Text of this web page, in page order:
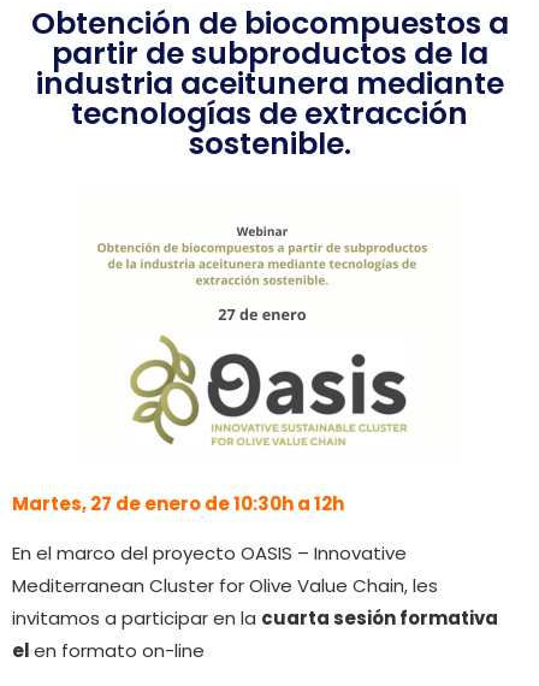
Obtención de biocompuestos a
partir de subproductos de la
industria aceitunera mediante
tecnologías de extracción
sostenible.
Martes, 27 de enero de 10:30h a 12h
En el marco del proyecto OASIS – Innovative
Mediterranean Cluster for Olive Value Chain, les
invitamos a participar en la cuarta sesión formativa
elen formato on-line